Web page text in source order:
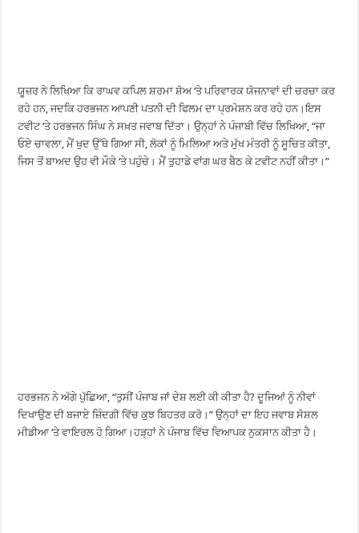
ਯੂਜ਼ਰ ਨੇ ਲਿਖਿਆ ਕਿ ਰਾਘਵ ਕਪਿਲ ਸ਼ਰਮਾ ਸ਼ੋਅ ‘ਤੇ ਪਰਿਵਾਰਕ ਯੋਜਨਾਵਾਂ ਦੀ ਚਰਚਾ ਕਰ
ਰਹੇ ਹਨ, ਜਦਕਿ ਹਰਭਜਨ ਆਪਣੀ ਪਤਨੀ ਦੀ ਫਿਲਮ ਦਾ ਪ੍ਰਮੋਸ਼ਨ ਕਰ ਰਹੇ ਹਨ।ਇਸ
ਟਵੀਟ ‘ਤੇ ਹਰਭਜਨ ਸਿੰਘ ਨੇ ਸਖ਼ਤ ਜਵਾਬ ਦਿੱਤਾ। ਉਨ੍ਹਾਂ ਨੇ ਪੰਜਾਬੀ ਵਿੱਚ ਲਿਖਿਆ, “ਜਾ
ਓਏ ਚਾਵਲਾ, ਮੈਂ ਖੁਦ ਉੱਥੇ ਗਿਆ ਸੀ, ਲੋਕਾਂ ਨੂੰ ਮਿਲਿਆ ਅਤੇ ਮੁੱਖ ਮੰਤਰੀ ਨੂੰ ਸੂਚਿਤ ਕੀਤਾ,
ਜਿਸ ਤੋਂ ਬਾਅਦ ਉਹ ਵੀ ਮੌਕੇ ‘ਤੇ ਪਹੁੰਚੇ। ਮੈਂ ਤੁਹਾਡੇ ਵਾਂਗ ਘਰ ਬੈਠ ਕੇ ਟਵੀਟ ਨਹੀਂ ਕੀਤਾ।”
ਹਰਭਜਨ ਨੇ ਅੱਗੇ ਪੁੱਛਿਆ, “ਤੁਸੀਂ ਪੰਜਾਬ ਜਾਂ ਦੇਸ਼ ਲਈ ਕੀ ਕੀਤਾ ਹੈ? ਦੂਜਿਆਂ ਨੂੰ ਨੀਵਾਂ
ਦਿਖਾਉਣ ਦੀ ਬਜਾਏ ਜ਼ਿੰਦਗੀ ਵਿੱਚ ਕੁਝ ਬਿਹਤਰ ਕਰੋ।” ਉਨ੍ਹਾਂ ਦਾ ਇਹ ਜਵਾਬ ਸੋਸ਼ਲ
ਮੀਡੀਆ ‘ਤੇ ਵਾਇਰਲ ਹੋ ਗਿਆ।ਹੜ੍ਹਾਂ ਨੇ ਪੰਜਾਬ ਵਿੱਚ ਵਿਆਪਕ ਨੁਕਸਾਨ ਕੀਤਾ ਹੈ।